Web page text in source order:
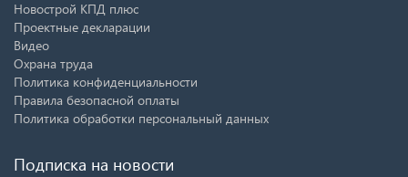
Новострой КПД плюс
Проектные декларации
Видео
Охрана труда
Политика конфиденциальности
Правила безопасной оплаты
Политика обработки персональный данных
Подписка на новости